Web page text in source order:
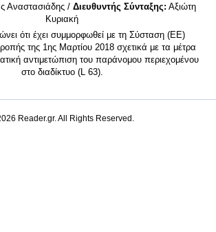
Αναστασιάδης / Διευθυντής Σύνταξης: Αξιώτη
Κυριακή
ότι έχει συμμορφωθεί με τη Σύσταση (ΕΕ)
της 1ης Μαρτίου 2018 σχετικά με τα μέτρα
αντιμετώπιση του παράνομου περιεχομένου
στο διαδίκτυο (L 63).
Reader.gr. All Rights Reserved.